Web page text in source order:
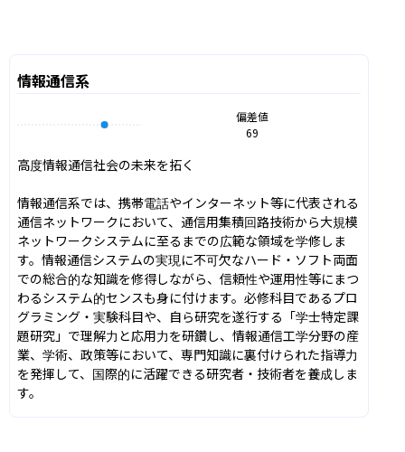
情報通信系
偏差値
69
高度情報通信社会の未来を拓く
情報通信系では、携帯電話やインターネット等に代表される
通信ネットワークにおいて、通信用集積回路技術から大規模
ネットワークシステムに至るまでの広範な領域を学修しま
す。情報通信システムの実現に不可欠なハード・ソフト両面
での総合的な知識を修得しながら、信頼性や運用性等にまつ
わるシステム的センスも身に付けます。必修科目であるプロ
グラミング・実験科目や、自ら研究を遂行する「学士特定課
題研究」で理解力と応用力を研鑽し、情報通信工学分野の産
業、学術、政策等において、専門知識に裏付けられた指導力
を発揮して、国際的に活躍できる研究者・技術者を養成しま
す。